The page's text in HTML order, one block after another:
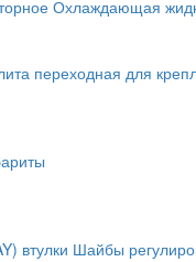
Охлаждающая
переходная для
втулки Шайбы